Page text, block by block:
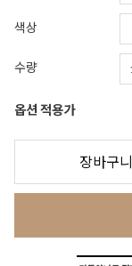
색상
수량
옵션 적용가
장바구니